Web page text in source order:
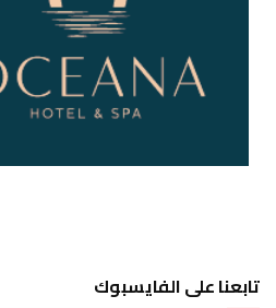
تابعنا على الفايسبوك